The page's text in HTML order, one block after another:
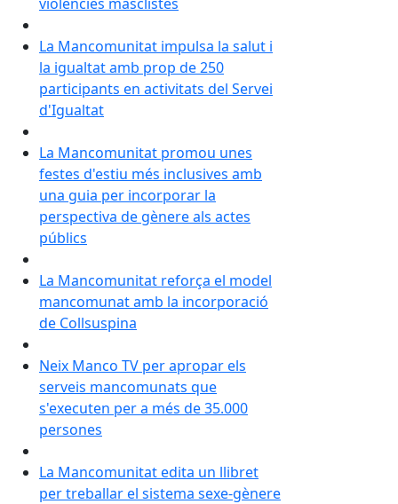
La Mancomunitat impulsa la salut i
la igualtat amb prop de 250
participants en activitats del Servei
d'Igualtat
La Mancomunitat promou unes
festes d'estiu més inclusives amb
una guia per incorporar la
perspectiva de gènere als actes
públics
La Mancomunitat reforça el model
mancomunat amb la incorporació
de Collsuspina
Neix Manco TV per apropar els
serveis mancomunats que
s'executen per a més de 35.000
persones
La Mancomunitat edita un llibret
per treballar el sistema sexe-gènere